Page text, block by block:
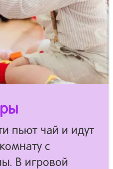
пьют чай и идут
с
В игровой